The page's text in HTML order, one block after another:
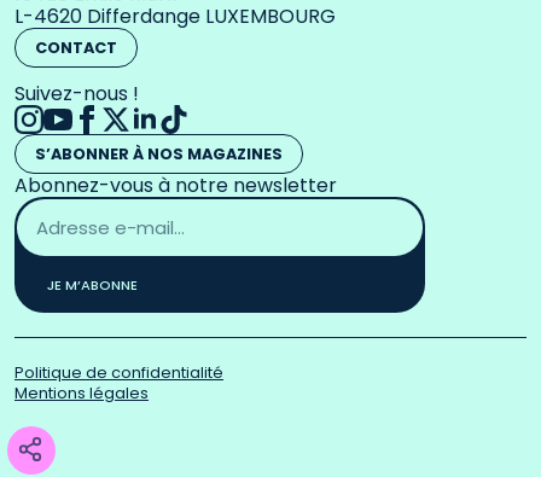
L-4620 Differdange LUXEMBOURG
CONTACT
Suivez-nous !
S’ABONNER À NOS MAGAZINES
Abonnez-vous à notre newsletter
Adresse
email
*
JE M’ABONNE
Politique de confidentialité
Mentions légales